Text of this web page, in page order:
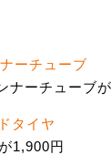
ーチューブ
ナーチューブ
タイヤ
1,900円